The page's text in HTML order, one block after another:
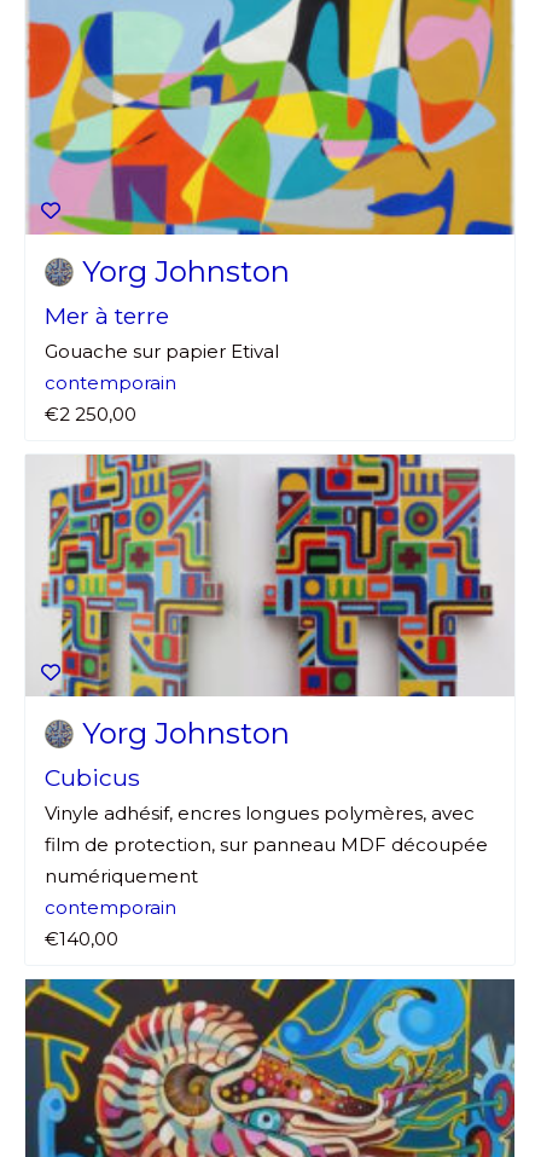
Yorg Johnston
Mer à terre
Gouache sur papier Etival
contemporain
€2 250,00
Yorg Johnston
Cubicus
Vinyle adhésif, encres longues polymères, avec
film de protection, sur panneau MDF découpée
numériquement
contemporain
€140,00